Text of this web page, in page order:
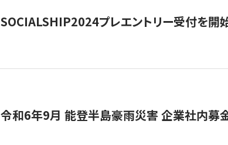
SOCIALSHIP2024プレエントリー受付を開始
令和6年9月 能登半島豪雨災害 企業社内募